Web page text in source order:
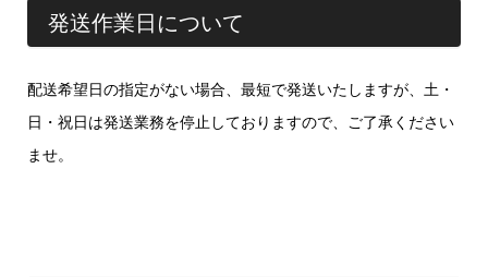
発送作業日について
配送希望日の指定がない場合、最短で発送いたしますが、土・
日・祝日は発送業務を停止しておりますので、ご了承ください
ませ。